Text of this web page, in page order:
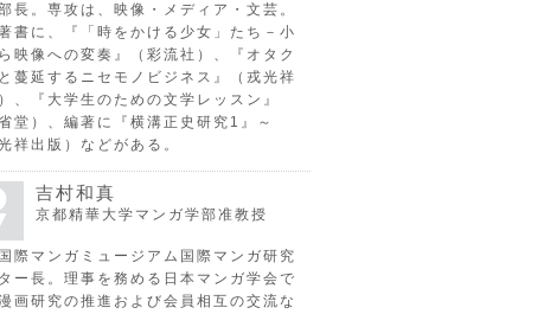
長。専攻は、映像・メディア・文芸。
書に、『「時をかける少女」たち－小
映像への変奏』（彩流社）、『オタク
蔓延するニセモノビジネス』（戎光祥
、『大学生のための文学レッスン』
省堂）、編著に『横溝正史研究1』～
光祥出版）などがある。
吉村和真
京都精華大学マンガ学部准教授
際マンガミュージアム国際マンガ研究
ー長。理事を務める日本マンガ学会で
画研究の推進および会員相互の交流な